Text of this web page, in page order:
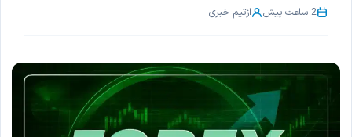
2 ساعت پیش ازتیم خبری